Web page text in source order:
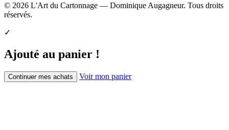
© 2026 L'Art du Cartonnage — Dominique Augagneur. Tous droits
réservés.
✓
Ajouté au panier !
Continuer mes achats Voir mon panier